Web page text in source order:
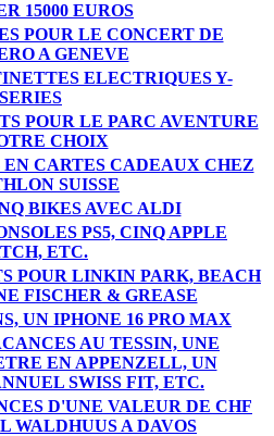
15000 EUROS
POUR LE CONCERT DE
A GENEVE
ELECTRIQUES Y-
SERIES
POUR LE PARC AVENTURE
CHOIX
EN CARTES CADEAUX CHEZ
SUISSE
BIKES AVEC ALDI
PS5, CINQ APPLE
ETC.
POUR LINKIN PARK, BEACH
FISCHER & GREASE
UN IPHONE 16 PRO MAX
AU TESSIN, UNE
EN APPENZELL, UN
SWISS FIT, ETC.
D'UNE VALEUR DE CHF
WALDHUUS A DAVOS